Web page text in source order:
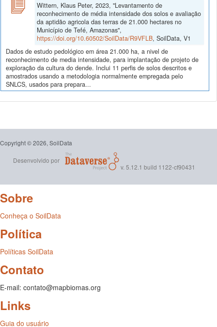
Wittern, Klaus Peter, 2023, "Levantamento de
reconhecimento de média intensidade dos solos e avaliação
da aptidão agricola das terras de 21.000 hectares no
Município de Tefé, Amazonas",
https://doi.org/10.60502/SoilData/R9VFLB, SoilData, V1
Dados de estudo pedológico em área 21.000 ha, a nivel de
reconhecimento de media intensidade, para implantação de projeto de
exploração da cultura do dende. Inclui 11 perfis de solos descritos e
amostrados usando a metodologia normalmente empregada pelo
SNLCS, usados para prepara...
Copyright © 2026, SoilData
Desenvolvido por
v. 5.12.1 build 1122-cf90431
Sobre
Conheça o SoilData
Política
Políticas SoilData
Contato
E-mail: contato@mapbiomas.org
Links
Guia do usuário